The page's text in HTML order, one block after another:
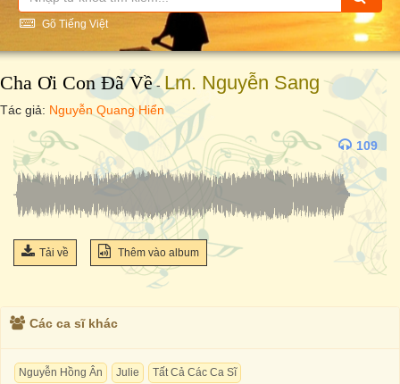
Gõ Tiếng Việt
Cha Ơi Con Đã Về- Lm. Nguyễn Sang
Tác giả: Nguyễn Quang Hiển
109
Tải về Thêm vào album
Các ca sĩ khác
Nguyễn Hồng Ân Julie Tất Cả Các Ca Sĩ